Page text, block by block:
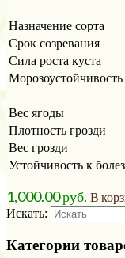
Назначение сорта
Срок созревания
Сила роста куста
Морозоустойчивость
Вес ягоды
Плотность грозди
Вес грозди
Устойчивость к
1,000.00руб. В
Искать:
Категории